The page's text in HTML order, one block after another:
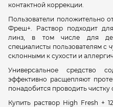
контактной коррекции.
Пользователи положительно
Фреш+. Раствор подходит
линз, в том числе для
специалисты пользователям с
склонными к сухости и
Универсальное средство
эффективно расщепляют
понадобится проводить
Купить раствор High Fresh +